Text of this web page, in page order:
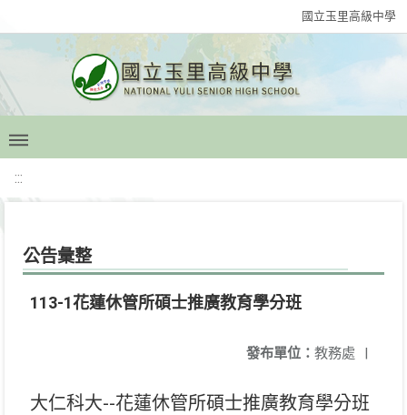
國立玉里高級中學
:::
公告彙整
113-1花蓮休管所碩士推廣教育學分班
發布單位： 教務處 |
大仁科大--花蓮休管所碩士推廣教育學分班